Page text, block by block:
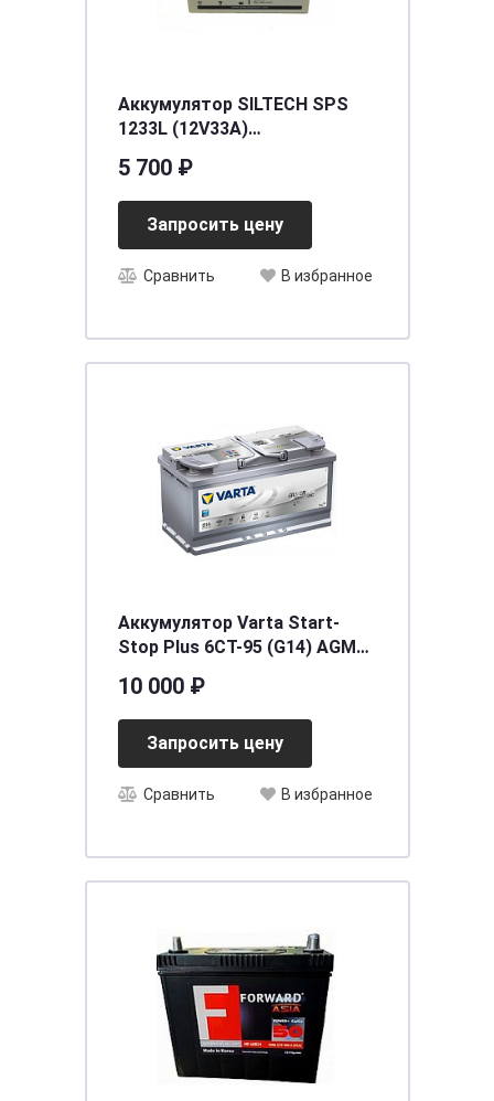
Аккумулятор SILTECH SPS
1233L (12V33A)
5 700 ₽
Запросить цену
Сравнить В избранное
Аккумулятор Varta Start-
Stop Plus 6CT-95 (G14) AGM
10 000 ₽
Запросить цену
Сравнить В избранное